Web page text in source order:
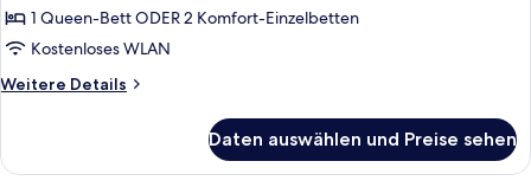
1 Queen-Bett ODER 2 Komfort-Einzelbetten
Kostenloses WLAN
Weitere Details
Weitere
Zimmer
Daten auswählen und Preise sehen